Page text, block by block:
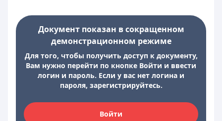
Документ показан в сокращенном
демонстрационном режиме
Для того, чтобы получить доступ к документу,
Вам нужно перейти по кнопке Войти и ввести
логин и пароль. Если у вас нет логина и
пароля, зарегистрируйтесь.
Войти